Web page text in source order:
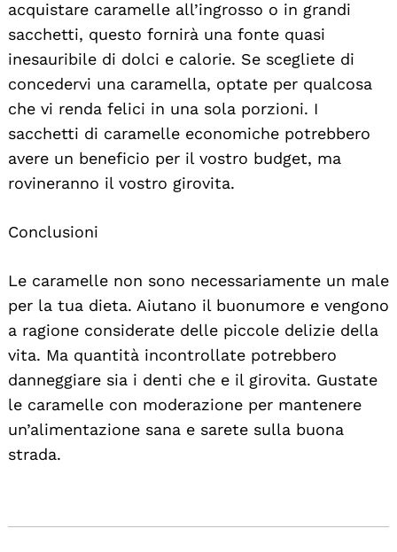
acquistare caramelle all’ingrosso o in grandi
sacchetti, questo fornirà una fonte quasi
inesauribile di dolci e calorie. Se scegliete di
concedervi una caramella, optate per qualcosa
che vi renda felici in una sola porzioni. I
sacchetti di caramelle economiche potrebbero
avere un beneficio per il vostro budget, ma
rovineranno il vostro girovita.
Conclusioni
Le caramelle non sono necessariamente un male
per la tua dieta. Aiutano il buonumore e vengono
a ragione considerate delle piccole delizie della
vita. Ma quantità incontrollate potrebbero
danneggiare sia i denti che e il girovita. Gustate
le caramelle con moderazione per mantenere
un’alimentazione sana e sarete sulla buona
strada.